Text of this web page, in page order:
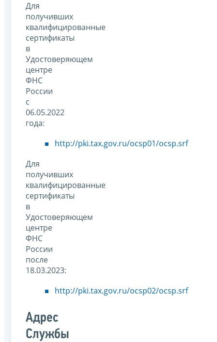
Для
получивших
квалифицированные
сертификаты
в
Удостоверяющем
центре
ФНС
России
с
06.05.2022
года:
http://pki.tax.gov.ru/ocsp01/ocsp.srf
Для
получивших
квалифицированные
сертификаты
в
Удостоверяющем
центре
ФНС
России
после
18.03.2023:
http://pki.tax.gov.ru/ocsp02/ocsp.srf
Адрес
Службы